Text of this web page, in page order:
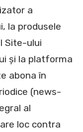
a
la produsele
Site-ului
și la platforma
abona în
(news-
al
loc contra